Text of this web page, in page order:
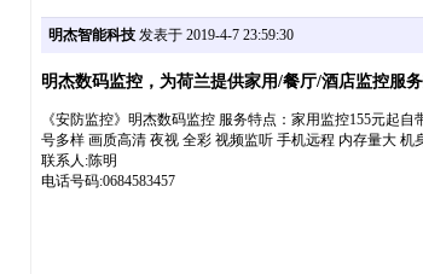
明杰智能科技发表于 2019-4-7 23:59:30
明杰数码监控，为荷兰提供家用/餐厅/酒店监控服
《安防监控》明杰数码监控 服务特点：家用监控155元起
号多样 画质高清 夜视 全彩 视频监听 手机远程 内存量大 机
联系人:陈明
电话号码:0684583457